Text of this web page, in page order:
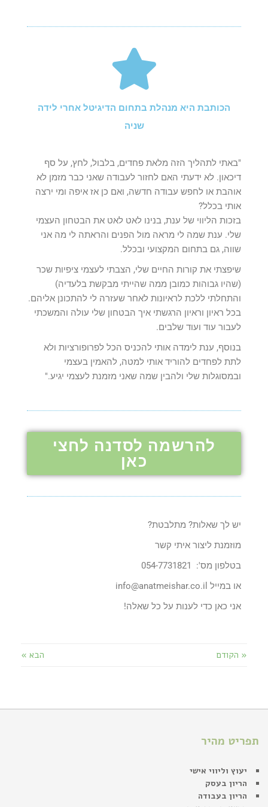
הכותבת היא מנהלת בתחום הדיגיטל אחרי לידה
שניה
"באתי לתהליך הזה מלאת פחדים, בלבול, לחץ, על סף
דיכאון. לא ידעתי האם לחזור לעבודה שאני כבר מזמן לא
אוהבת או לחפש עבודה חדשה, ואם כן אז איפה ומי ירצה
אותי בכלל?
בזכות הליווי של ענת, בנינו לאט לאט את הבטחון העצמי
שלי. ענת שמה לי מראה מול הפנים והראתה לי מה אני
שווה, גם בתחום המקצועי ובכלל.
שיפצתי את קורות החיים שלי, הצבתי לעצמי ציפיות שכר
(שהיו גבוהות כמובן ממה שהייתי מבקשת בלעדיה)
והתחלתי ללכת לראיונות לאחר שעזרה לי להתכונן אליהם.
בכל ראיון וראיון הרגשתי איך הבטחון שלי עולה והמשכתי
לעבור עוד ועוד שלבים.
בנוסף, ענת לימדה אותי להכניס הכל לפרופורציות ולא
לתת לפחדים להוריד אותי למטה, להאמין בעצמי
ובמסוגלות שלי ולהבין שמה שאני מזמנת לעצמי יגיע."
להרשמה לסדנה לחצי
כאן
יש לך שאלות? מתלבטת?
מוזמנת ליצור איתי קשר
בטלפון מס': 054-7731821
או במייל info@anatmeishar.co.il
אני כאן כדי לענות על כל שאלה!
« הקודם הבא »
תפריט מהיר
יעוץ וליווי אישי
הריון בעסק
הריון בעבודה